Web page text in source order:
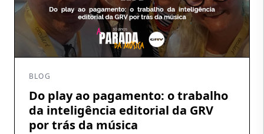
BLOG
Do play ao pagamento: o trabalho
da inteligência editorial da GRV
por trás da música